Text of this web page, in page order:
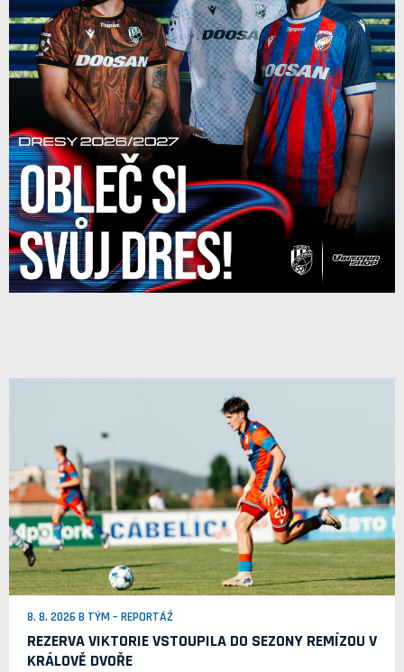
8. 8. 2026 B TÝM – REPORTÁŽ
REZERVA VIKTORIE VSTOUPILA DO SEZONY REMÍZOU V
KRÁLOVĚ DVOŘE